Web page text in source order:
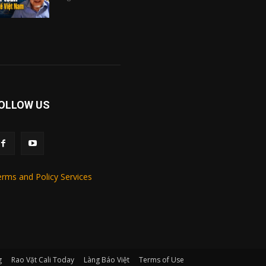
US
and Policy Services
Rao Vặt Cali Today Làng Báo Việt Terms of Use